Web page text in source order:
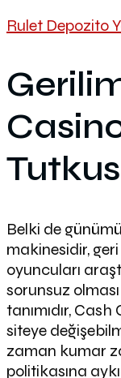
Rulet Depozito
Belki de
makinesidir,
oyuncuları
sorunsuz
tanımıdır,
siteye
zaman kumar
politikasına